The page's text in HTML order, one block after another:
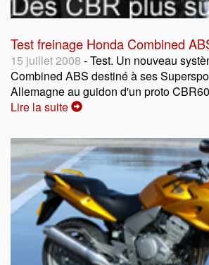
Test freinage Honda Combined
15 juillet 2008 - Test. Un nouveau
Combined ABS destiné à ses
Allemagne au guidon d'un proto
Lire la suite